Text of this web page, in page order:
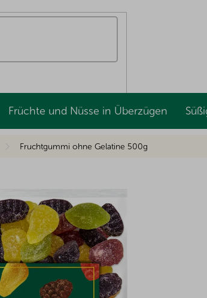
Früchte und Nüsse in Überzügen
Fruchtgummi ohne Gelatine 500g